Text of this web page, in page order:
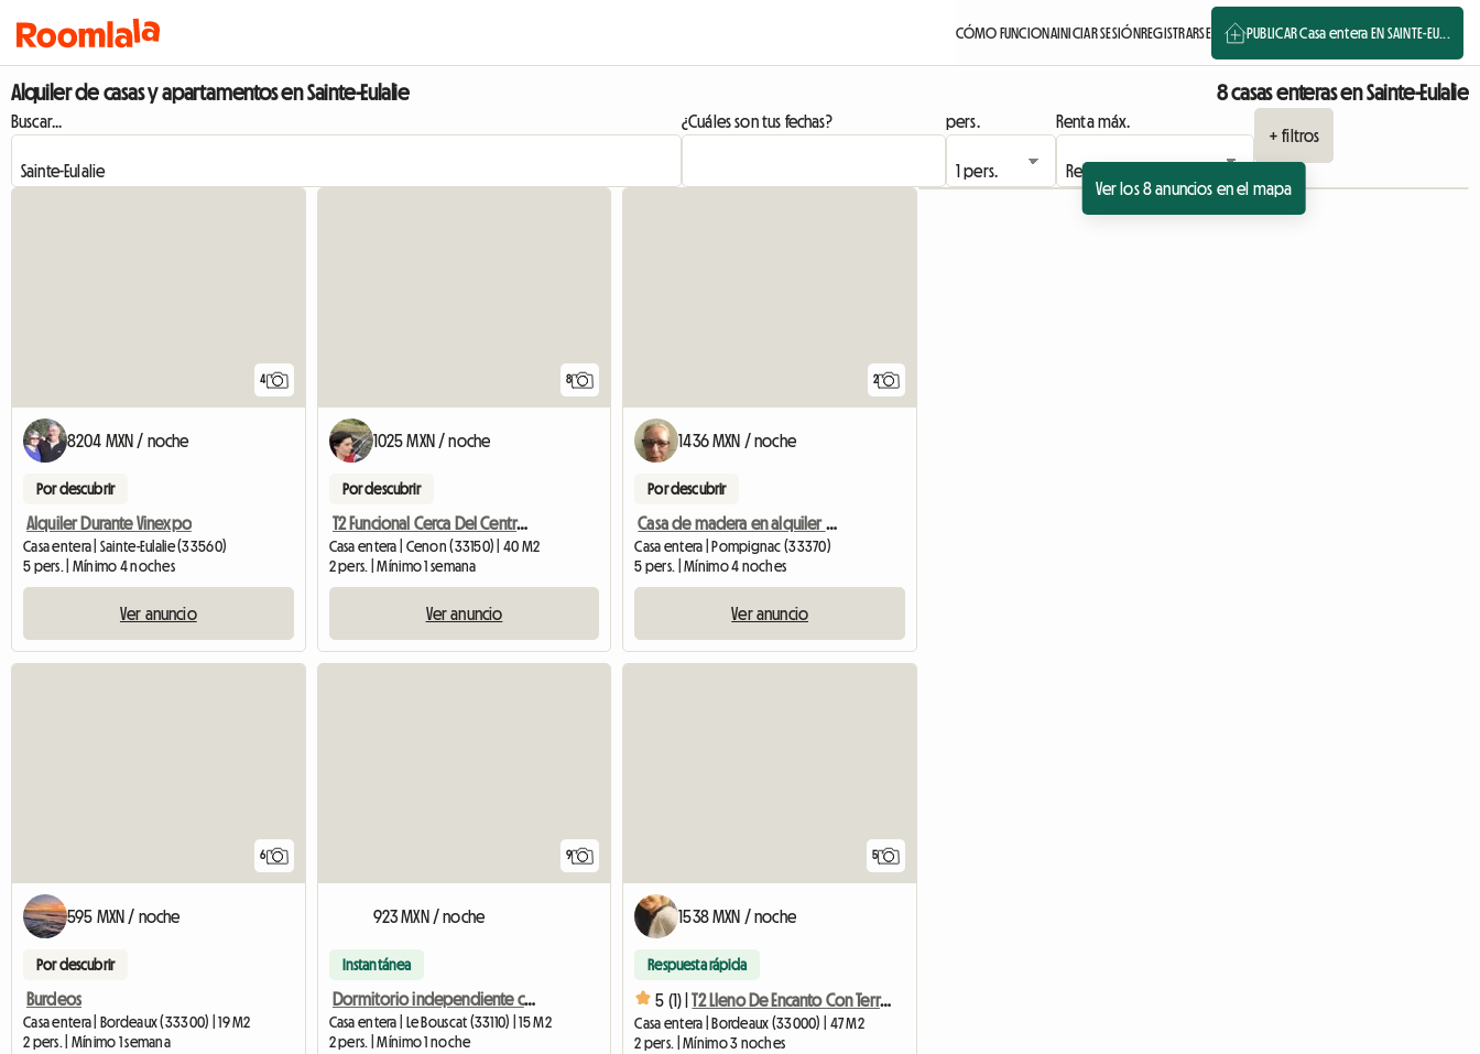
CÓMO FUNCIONAINICIAR SESIÓNREGISTRARSE PUBLICAR Casa entera EN SAINTE-EU...
Alquiler de casas y apartamentos en Sainte-Eulalie 8 casas enteras en Sainte-Eulalie
Buscar... ¿Cuáles son tus fechas? pers.
Renta máx.
+ filtros
Ver los 8 anuncios en el mapa
4
8204 MXN / noche
Por descubrir
Alquiler Durante Vinexpo
Casa entera | Sainte-Eulalie (33560)
5 pers. | Mínimo 4 noches
Ver anuncio
8
1025 MXN / noche
Por descubrir
T2 Funcional Cerca Del Centro De Burdeos
Casa entera | Cenon (33150) | 40 M2
2 pers. | Mínimo 1 semana
Ver anuncio
2
1436 MXN / noche
Por descubrir
Casa de madera en alquiler amueblada con pequeño jardín al frente.
Casa entera | Pompignac (33370)
5 pers. | Mínimo 4 noches
Ver anuncio
6
595 MXN / noche
Por descubrir
Burdeos
Casa entera | Bordeaux (33300) | 19 M2
2 pers. | Mínimo 1 semana
9
923 MXN / noche
Instantánea
Dormitorio independiente con baño.
Casa entera | Le Bouscat (33110) | 15 M2
2 pers. | Mínimo 1 noche
5
1538 MXN / noche
Respuesta rápida
5 (1) | T2 Lleno De Encanto Con Terraza, Centro De Burdeos
Casa entera | Bordeaux (33000) | 47 M2
2 pers. | Mínimo 3 noches